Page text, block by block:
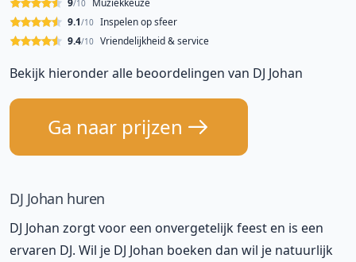
Muziekkeuze
9/10
Inspelen op sfeer
9.1/10
Vriendelijkheid & service
9.4/10
Bekijk hieronder alle beoordelingen van DJ Johan
Ga naar prijzen
DJ Johan huren
DJ Johan zorgt voor een onvergetelijk feest en is een
ervaren DJ. Wil je DJ Johan boeken dan wil je natuurlijk